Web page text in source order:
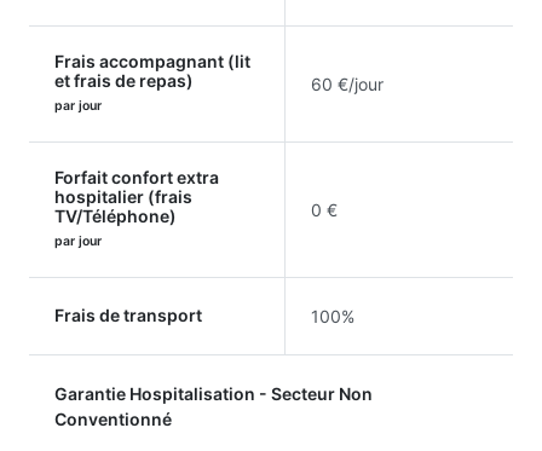
Frais accompagnant (lit
et frais de repas)
par jour
60 €/jour
Forfait confort extra
hospitalier (frais
TV/Téléphone)
par jour
0 €
Frais de transport 100%
Garantie Hospitalisation - Secteur Non
Conventionné